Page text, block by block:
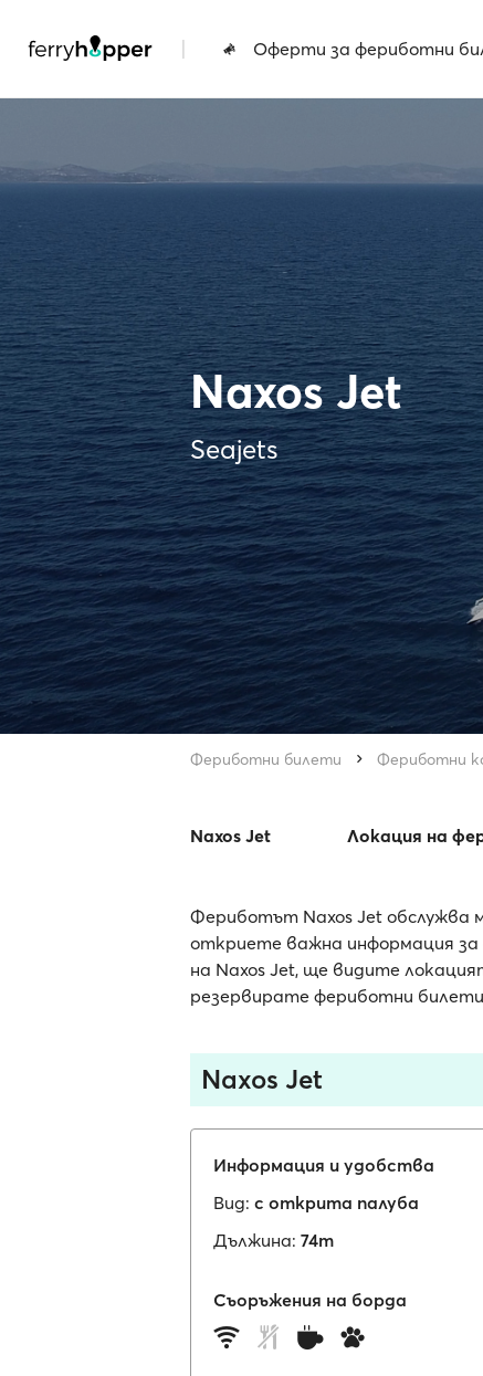
| Оферти за фериботни
Naxos Jet
Seajets
Фериботни билети Фериботни
Naxos Jet Локация на
Фериботът Naxos Jet обслужва
откриете важна информация за
на Naxos Jet, ще видите
резервирате фериботни билети
Naxos Jet
Информация и удобства
Вид: с открита палуба
Дължина: 74m
Съоръжения на борда